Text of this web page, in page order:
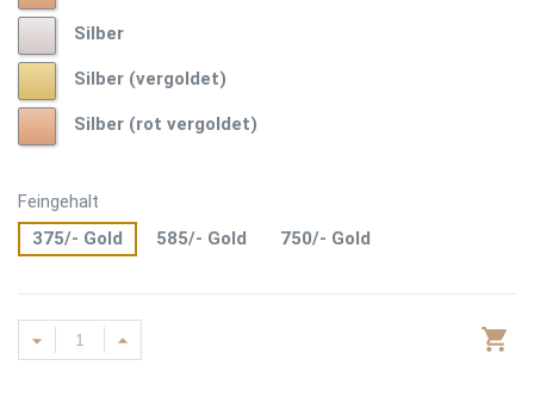
Silber
(vergoldet)
Silber (vergoldet)
(rot
Silber (rot vergoldet)
Feingehalt
375/- Gold
585/- Gold 750/- Gold